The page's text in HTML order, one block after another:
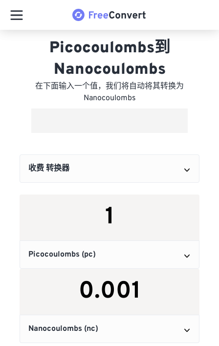
Picocoulombs到
Nanocoulombs
在下面输入一个值，我们将自动将其转换为
Nanocoulombs